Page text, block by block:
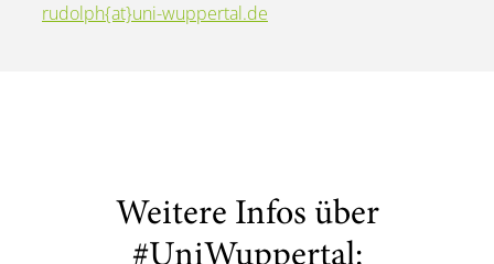
rudolph{at}uni-wuppertal.de
Weitere Infos über